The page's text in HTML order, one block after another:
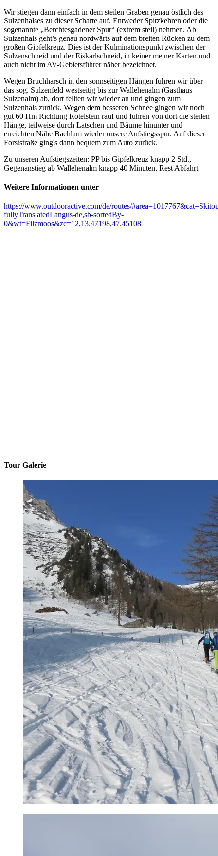
Wir stiegen dann einfach in dem steilen Graben genau östlich des
Sulzenhalses zu dieser Scharte auf. Entweder Spitzkehren oder die
sogenannte „Berchtesgadener Spur“ (extrem steil) nehmen. Ab
Sulzenhals geht’s genau nordwärts auf dem breiten Rücken zu dem
großen Gipfelkreuz. Dies ist der Kulminationspunkt zwischen der
Sulzenschneid und der Eiskarlschneid, in keiner meiner Karten und
auch nicht im AV-Gebietsführer näher bezeichnet.
Wegen Bruchharsch in den sonnseitigen Hängen fuhren wir über
das sog. Sulzenfeld westseitig bis zur Wallehenalm (Gasthaus
Sulzenalm) ab, dort fellten wir wieder an und gingen zum
Sulzenhals zurück. Wegen dem besseren Schnee gingen wir noch
gut 60 Hm Richtung Rötelstein rauf und fuhren von dort die steilen
Hänge, teilweise durch Latschen und Bäume hinunter und
erreichten Nähe Bachlam wieder unsere Aufstiegsspur. Auf dieser
Forststraße ging's dann bequem zum Auto zurück.
Zu unseren Aufstiegszeiten: PP bis Gipfelkreuz knapp 2 Std.,
Gegenanstieg ab Wallehenalm knapp 40 Minuten, Rest Abfahrt
Weitere Informationen unter
https://www.outdooractive.com/de/routes/
fullyTranslatedLangus-de,sb-sortedBy-
0&wt=Filzmoos&zc=12,13.47198,47.45108
Tour Galerie